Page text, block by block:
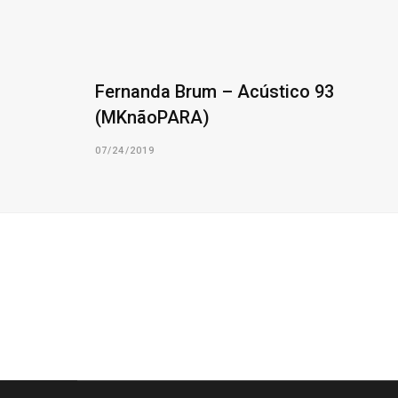
Fernanda Brum – Acústico 93
(MKnãoPARA)
07/24/2019